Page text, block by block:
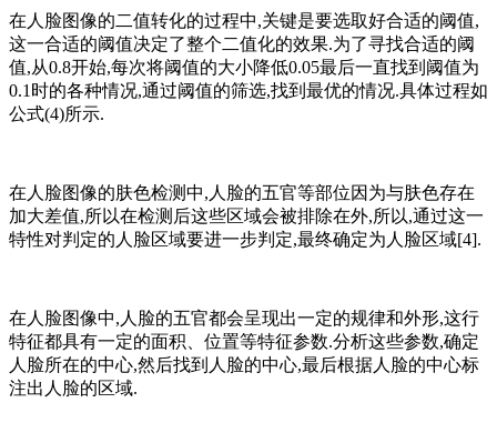
在人脸图像的二值转化的过程中,关键是要选取好合适的阈值,
这一合适的阈值决定了整个二值化的效果.为了寻找合适的阈
值,从0.8开始,每次将阈值的大小降低0.05最后一直找到阈值为
0.1时的各种情况,通过阈值的筛选,找到最优的情况.具体过程如
公式(4)所示.
在人脸图像的肤色检测中,人脸的五官等部位因为与肤色存在
加大差值,所以在检测后这些区域会被排除在外,所以,通过这一
特性对判定的人脸区域要进一步判定,最终确定为人脸区域[4].
在人脸图像中,人脸的五官都会呈现出一定的规律和外形,这行
特征都具有一定的面积、位置等特征参数.分析这些参数,确定
人脸所在的中心,然后找到人脸的中心,最后根据人脸的中心标
注出人脸的区域.